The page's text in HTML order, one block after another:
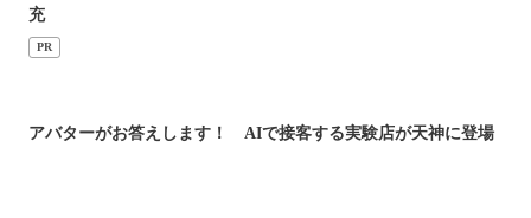
充
PR
アバターがお答えします！ AIで接客する実験店が天神に登場